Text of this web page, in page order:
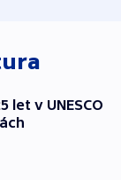
let v UNESCO